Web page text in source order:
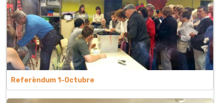
Referèndum 1-Octubre